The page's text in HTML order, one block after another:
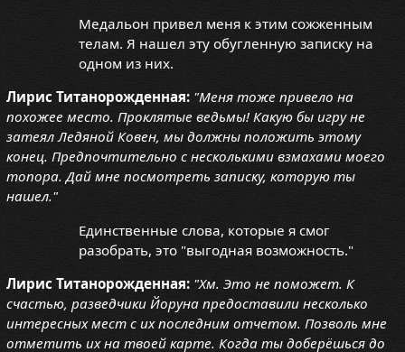
Медальон привел меня к этим сожженным
телам. Я нашел эту обугленную записку на
одном из них.
Лирис Титанорожденная: "Меня тоже привело на
похожее место. Проклятые ведьмы! Какую бы игру не
затеял Ледяной Ковен, мы должны положить этому
конец. Предпочтительно с несколькими взмахами моего
топора. Дай мне посмотреть записку, которую ты
нашел."
Единственные слова, которые я смог
разобрать, это "выгодная возможность."
Лирис Титанорожденная: "Хм. Это не поможет. К
счастью, разведчики Йоруна предоставили несколько
интересных мест с их последним отчетом. Позволь мне
отметить их на твоей карте. Когда ты доберёшься до